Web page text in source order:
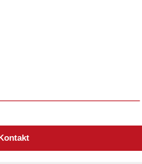
Kontakt